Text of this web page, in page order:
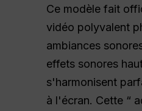
Ce modèle fait
vidéo polyvalent
ambiances
effets sonores
s'harmonisent
à l'écran. Cette “